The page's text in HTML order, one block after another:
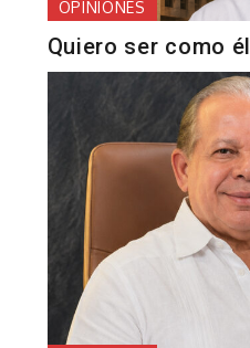
OPINIONES
Quiero ser como él